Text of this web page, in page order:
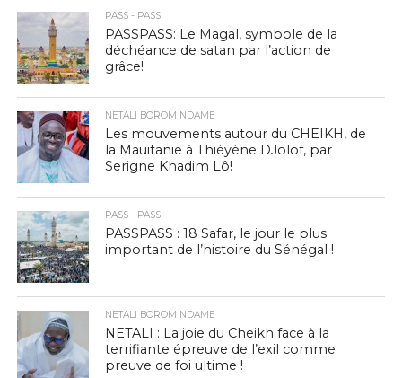
PASS - PASS
PASSPASS: Le Magal, symbole de la
déchéance de satan par l’action de
grâce!
NETALI BOROM NDAME
Les mouvements autour du CHEIKH, de
la Mauitanie à Thiéyène DJolof, par
Serigne Khadim Lô!
PASS - PASS
PASSPASS : 18 Safar, le jour le plus
important de l’histoire du Sénégal !
NETALI BOROM NDAME
NETALI : La joie du Cheikh face à la
terrifiante épreuve de l’exil comme
preuve de foi ultime !